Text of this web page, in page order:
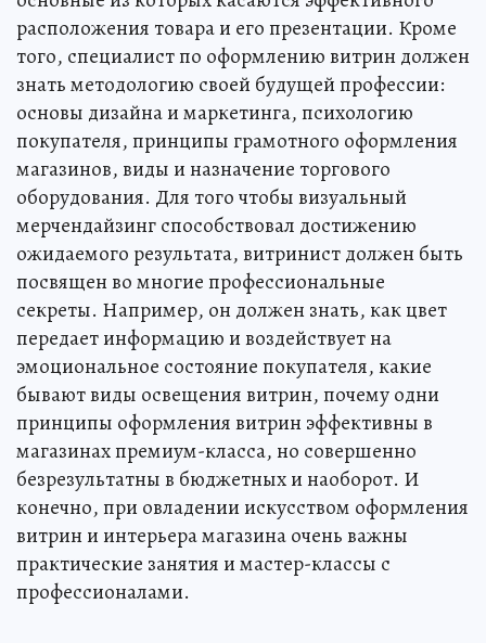
расположения товара и его презентации. Кроме
того, специалист по оформлению витрин должен
знать методологию своей будущей профессии:
основы дизайна и маркетинга, психологию
покупателя, принципы грамотного оформления
магазинов, виды и назначение торгового
оборудования. Для того чтобы визуальный
мерчендайзинг способствовал достижению
ожидаемого результата, витринист должен быть
посвящен во многие профессиональные
секреты. Например, он должен знать, как цвет
передает информацию и воздействует на
эмоциональное состояние покупателя, какие
бывают виды освещения витрин, почему одни
принципы оформления витрин эффективны в
магазинах премиум-класса, но совершенно
безрезультатны в бюджетных и наоборот. И
конечно, при овладении искусством оформления
витрин и интерьера магазина очень важны
практические занятия и мастер-классы с
профессионалами.